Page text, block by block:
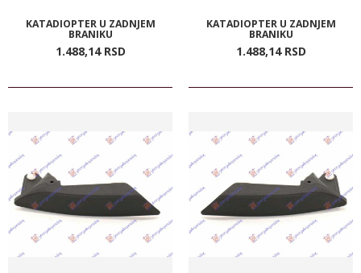
KATADIOPTER U ZADNJEM
BRANIKU
1.488,14 RSD
KATADIOPTER U ZADNJEM
BRANIKU
1.488,14 RSD